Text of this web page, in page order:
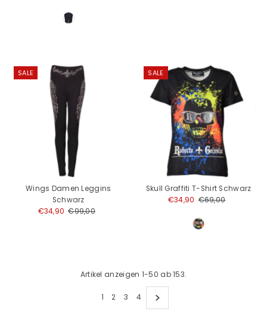
SALE
Wings Damen Leggins
Schwarz
Angebotspreis
€34,90 Regulärer
€99,00
SALE
Skull Graffiti T-Shirt Schwarz
Angebotspreis
€34,90 Regulärer
€69,00
Artikel anzeigen 1-50 ab 153.
1 2 3 4